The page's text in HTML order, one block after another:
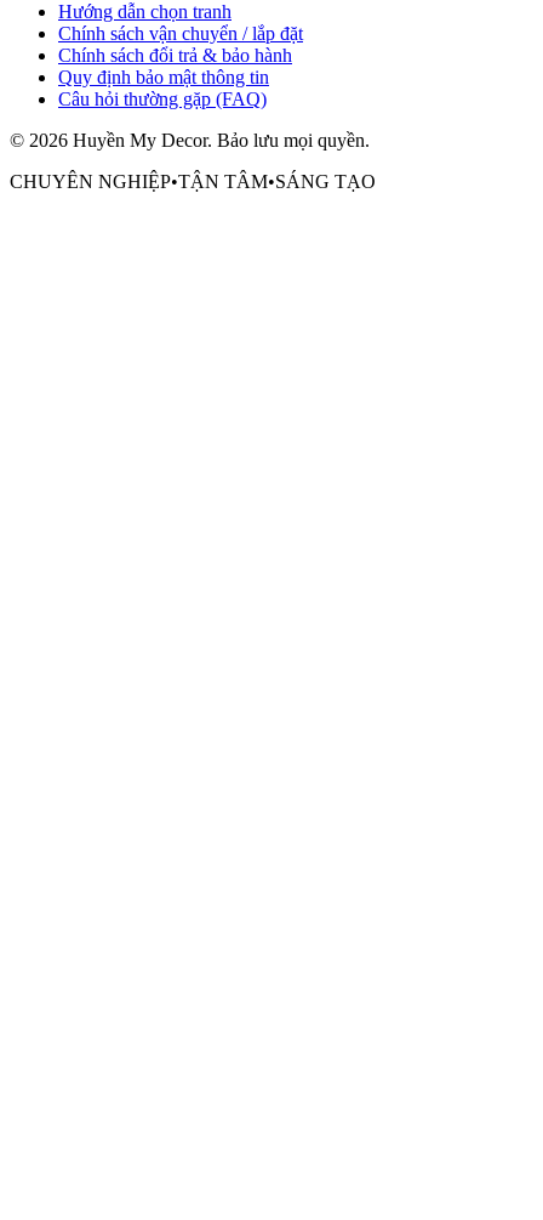
Hướng dẫn chọn tranh
Chính sách vận chuyển / lắp đặt
Chính sách đổi trả & bảo hành
Quy định bảo mật thông tin
Câu hỏi thường gặp (FAQ)
© 2026 Huyền My Decor. Bảo lưu mọi quyền.
CHUYÊN NGHIỆP•TẬN TÂM•SÁNG TẠO